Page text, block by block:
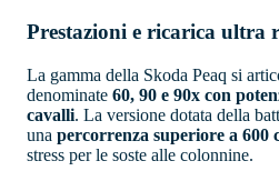
Prestazioni e ricarica ultra
La gamma della Skoda Peaq si
denominate 60, 90 e 90x con
cavalli. La versione dotata della
una percorrenza superiore a 600
stress per le soste alle colonnine.